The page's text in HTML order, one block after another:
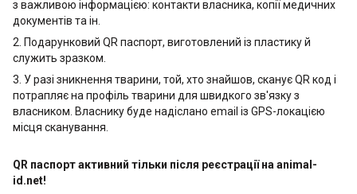
з важливою інформацією: контакти власника, копії медичних
документів та ін.
2. Подарунковий QR паспорт, виготовлений із пластику й
служить зразком.
3. У разі зникнення тварини, той, хто знайшов, сканує QR код і
потрапляє на профіль тварини для швидкого зв'язку з
власником. Власнику буде надіслано email із GPS-локацією
місця сканування.
QR паспорт активний тільки після реєстрації на animal-
id.net!